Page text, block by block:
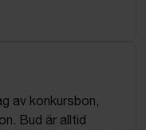
av konkursbon,
Bud är alltid